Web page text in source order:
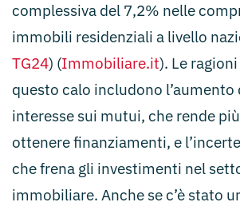
complessiva del 7,2% nelle
immobili residenziali a livello
TG24)​​ (Immobiliare.it)​. Le
questo calo includono l’aumento
interesse sui mutui, che rende
ottenere finanziamenti, e
che frena gli investimenti nel
immobiliare. Anche se c’è stato